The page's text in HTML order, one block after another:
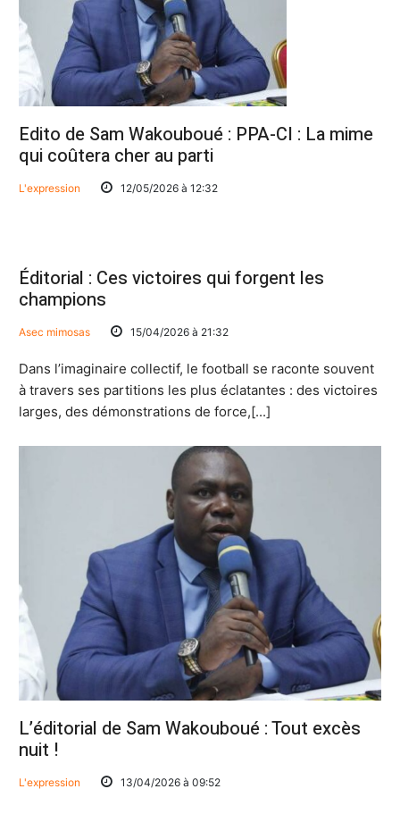
Edito de Sam Wakouboué : PPA-CI : La mime
qui coûtera cher au parti
L'expression 12/05/2026 à 12:32
Éditorial : Ces victoires qui forgent les
champions
Asec mimosas 15/04/2026 à 21:32
Dans l’imaginaire collectif, le football se raconte souvent
à travers ses partitions les plus éclatantes : des victoires
larges, des démonstrations de force,[...]
L’éditorial de Sam Wakouboué : Tout excès
nuit !
L'expression 13/04/2026 à 09:52